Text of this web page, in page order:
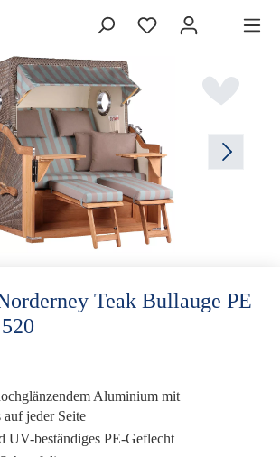
Teak Bullauge PE
Aluminium mit
auf jeder Seite
UV-beständiges PE-Geflecht